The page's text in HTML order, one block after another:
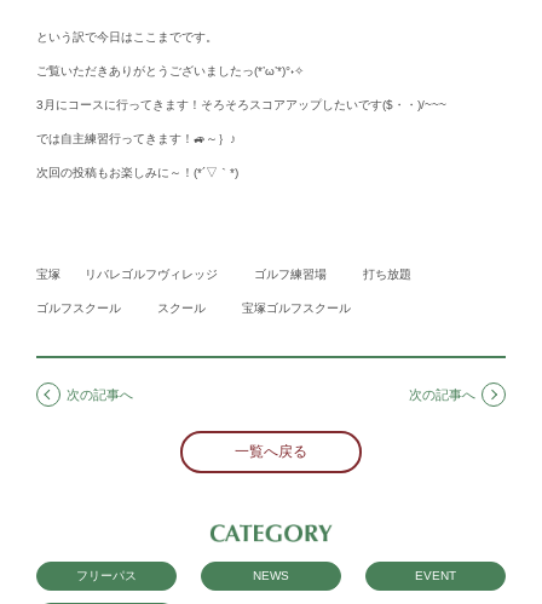
という訳で今日はここまでです。
ご覧いただきありがとうございましたっ(*’ω’*)°˖✧
3月にコースに行ってきます！そろそろスコアアップしたいです($・・)/~~~
では自主練習行ってきます！🚙～｝♪
次回の投稿もお楽しみに～！(*´▽｀*)
宝塚 リバレゴルフヴィレッジ ゴルフ練習場 打ち放題
ゴルフスクール スクール 宝塚ゴルフスクール
次の記事へ
一覧へ戻る
次の記事へ
フリーパス NEWS EVENT